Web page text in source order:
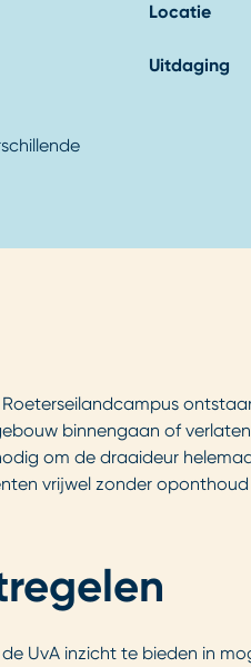
Locatie
Uitdaging
binnengaan of
om de draaideur
vrijwel zonder
UvA inzicht te bieden in